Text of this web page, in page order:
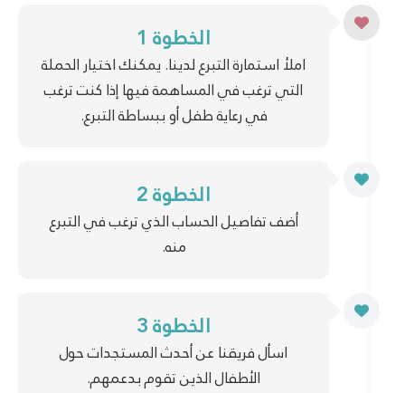
الخطوة 1
املأ استمارة التبرع لدينا. يمكنك اختيار الحملة
التي ترغب في المساهمة فيها إذا كنت ترغب
في رعاية طفل أو ببساطة التبرع.
الخطوة 2
أضف تفاصيل الحساب الذي ترغب في التبرع
منه.
الخطوة 3
اسأل فريقنا عن أحدث المستجدات حول
الأطفال الذين تقوم بدعمهم.